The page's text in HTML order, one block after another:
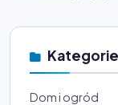
Dom i ogród